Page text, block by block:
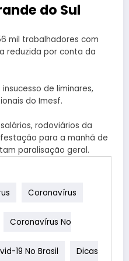
do Sul
mil trabalhadores com
reduzida por conta da
de liminares,
do Imesf.
rodoviários da
para a manhã de
paralisação geral.
Coronavírus
Coronavírus No
19 No Brasil Dicas